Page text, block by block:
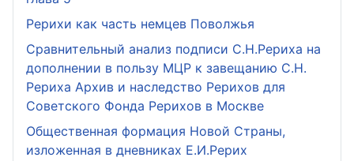
Рерихи как часть немцев Поволжья
Сравнительный анализ подписи С.Н.Рериха на
дополнении в пользу МЦР к завещанию С.Н.
Рериха Архив и наследство Рерихов для
Советского Фонда Рерихов в Москве
Общественная формация Новой Страны,
изложенная в дневниках Е.И.Рерих